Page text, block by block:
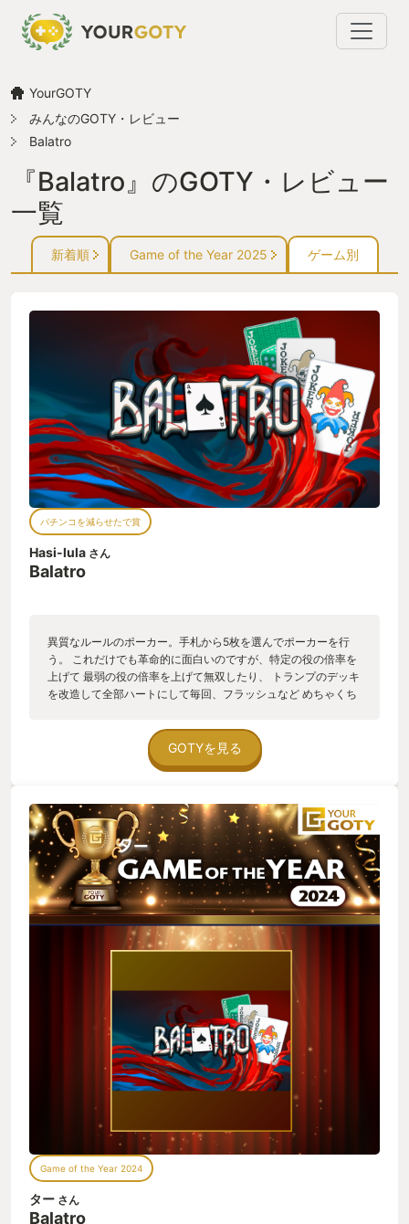
YourGOTY
みんなのGOTY・レビュー
Balatro
『Balatro』のGOTY・レビュー
一覧
新着順 Game of the Year 2025 ゲーム別
パチンコを減らせたで賞
Hasi-lula さん
Balatro
異質なルールのポーカー。手札から5枚を選んでポーカーを行
う。 これだけでも革命的に面白いのですが、特定の役の倍率を
上げて 最弱の役の倍率を上げて無双したり、 トランプのデッキ
を改造して全部ハートにして毎回、フラッシュなど めちゃくち
の役が2倍の200万パワー、 さらにこのジョーカーでさらに倍
の400万、そしてこのジョーカーで3倍の1200万パワーだー
っ！！ の某ウォーズマンの様な無茶掛け算が出来てしまう。
チンコが出ている時と同等かそれ以上の快感で、 確実にパチン
コに行く回数を減らせたのでこの賞を贈ります。
GOTYを見る
Game of the Year 2024
ター さん
Balatro